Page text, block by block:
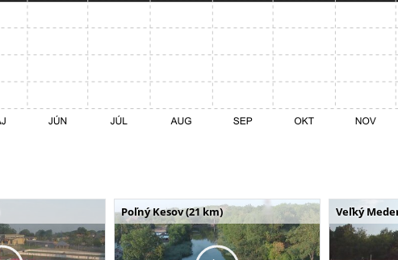
Poľný Kesov (21 km) Veľký